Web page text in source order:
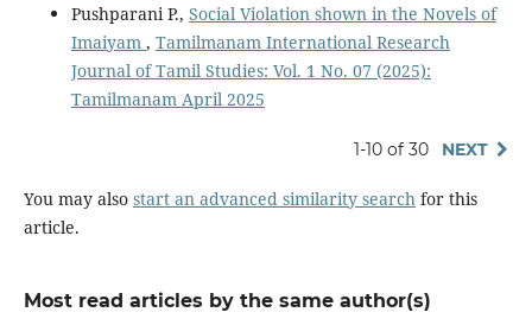
Pushparani P., Social Violation shown in the Novels of
Imaiyam , Tamilmanam International Research
Journal of Tamil Studies: Vol. 1 No. 07 (2025):
Tamilmanam April 2025
1-10 of 30 NEXT
You may also start an advanced similarity searchfor this
article.
Most read articles by the same author(s)